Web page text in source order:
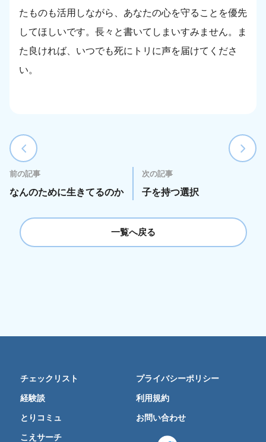
たものも活用しながら、あなたの心を守ることを優先
してほしいです。長々と書いてしまいすみません。ま
た良ければ、いつでも死にトリに声を届けてくださ
い。
前の記事
なんのために生きてるのか
次の記事
子を持つ選択
一覧へ戻る
チェックリスト
経験談
とりコミュ
こえサーチ
プライバシーポリシー
利用規約
お問い合わせ